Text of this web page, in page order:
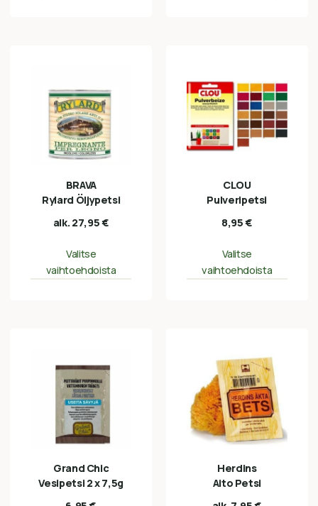
BRAVA
Rylard Öljypetsi
alk. 27,95€
Valitse
vaihtoehdoista
CLOU
Pulveripetsi
8,95€
Valitse
vaihtoehdoista
Grand Chic
Vesipetsi 2 x 7,5g
Herdins
Aito Petsi